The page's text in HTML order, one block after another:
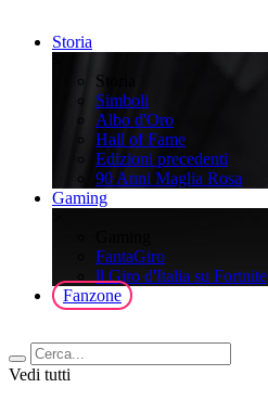
Storia
Storia
Simboli
Albo d'Oro
Hall of Fame
Edizioni precedenti
90 Anni Maglia Rosa
Gaming
FantaGiro
ll Giro d'Italia su Fortnite
Fanzone
Vedi tutti